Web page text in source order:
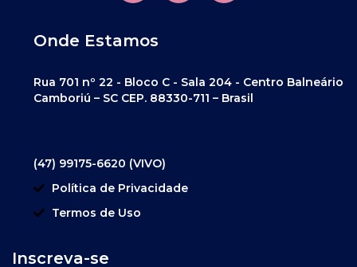
Onde Estamos
Rua 701 nº 22 - Bloco C - Sala 204 - Centro Balneário
Camboriú – SC CEP. 88330-711 – Brasil
(47) 99175-6620 (VIVO)
Política de Privacidade
Termos de Uso
Inscreva-se